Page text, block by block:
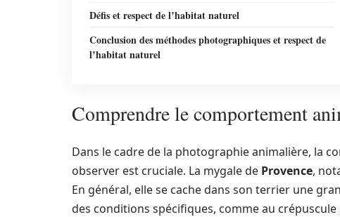
Défis et respect de l’habitat naturel
Conclusion des méthodes photographiques et respect de
l’habitat naturel
Comprendre le comportement
Dans le cadre de la photographie animalière, la
observer est cruciale. La mygale de Provence,
En général, elle se cache dans son terrier une
des conditions spécifiques, comme au